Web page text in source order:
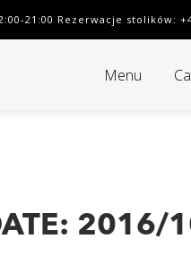
21:00 Rezerwacje stolików:
Menu
2016/